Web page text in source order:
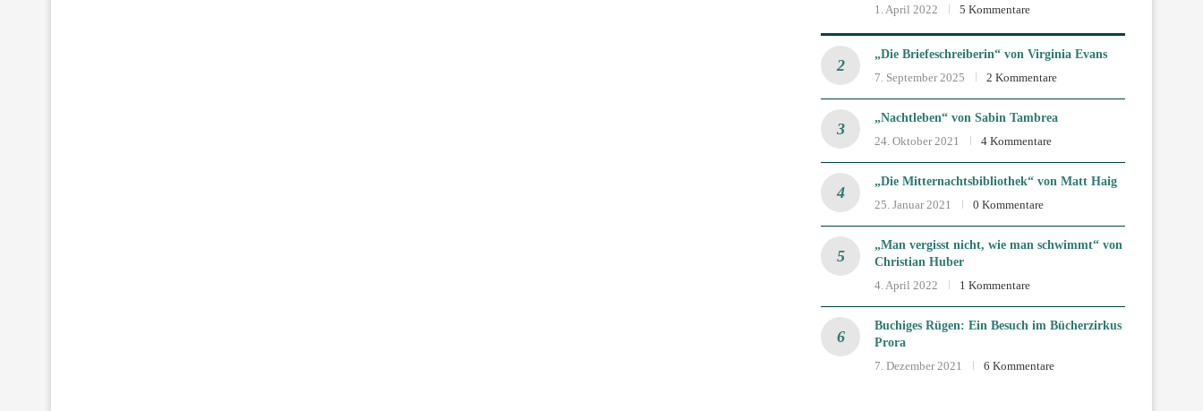
1. April 2022 5 Kommentare
„Die Briefeschreiberin“ von Virginia Evans
7. September 2025
2 Kommentare
„Nachtleben“ von Sabin Tambrea
24. Oktober 2021
4 Kommentare
„Die Mitternachtsbibliothek“ von Matt Haig
25. Januar 2021
0 Kommentare
„Man vergisst nicht, wie man schwimmt“ von
Christian Huber
4. April 2022
1 Kommentare
Buchiges Rügen: Ein Besuch im Bücherzirkus
Prora
7. Dezember 2021
6 Kommentare